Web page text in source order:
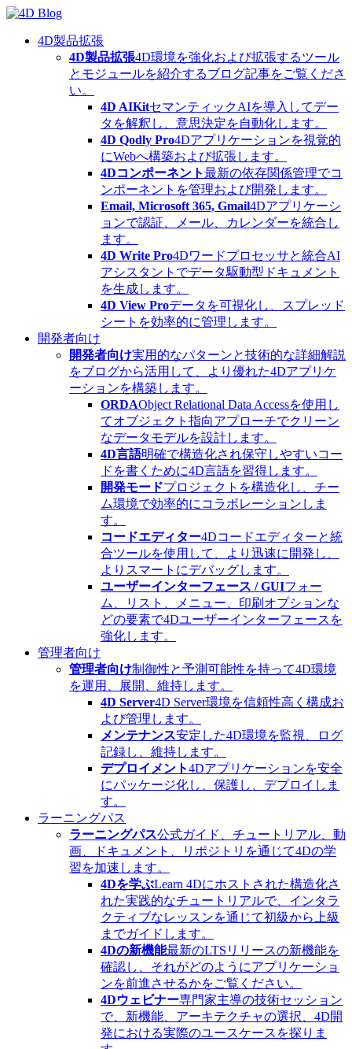
Skip
content4D製品拡張
4D製品拡張4D環境を強化および拡張するツール
とモジュールを紹介するブログ記事をご覧くださ
い。
4D AIKitセマンティックAIを導入してデー
タを解釈し、意思決定を自動化します。
4D Qodly Pro4Dアプリケーションを視覚的
にWebへ構築および拡張します。
4Dコンポーネント最新の依存関係管理でコ
ンポーネントを管理および開発します。
Email, Microsoft 365, Gmail4Dアプリケーシ
ョンで認証、メール、カレンダーを統合し
ます。
4D Write Pro4Dワードプロセッサと統合AI
アシスタントでデータ駆動型ドキュメント
を生成します。
4D View Proデータを可視化し、スプレッド
シートを効率的に管理します。
開発者向け
開発者向け実用的なパターンと技術的な詳細解説
をブログから活用して、より優れた4Dアプリケ
ーションを構築します。
ORDAObject Relational Data Accessを使用し
てオブジェクト指向アプローチでクリーン
なデータモデルを設計します。
4D言語明確で構造化され保守しやすいコー
ドを書くために4D言語を習得します。
開発モードプロジェクトを構造化し、チー
ム環境で効率的にコラボレーションしま
す。
コードエディター4Dコードエディターと統
合ツールを使用して、より迅速に開発し、
よりスマートにデバッグします。
ユーザーインターフェース / GUIフォー
ム、リスト、メニュー、印刷オプションな
どの要素で4Dユーザーインターフェースを
強化します。
管理者向け
管理者向け制御性と予測可能性を持って4D環境
を運用、展開、維持します。
4D Server4D Server環境を信頼性高く構成お
よび管理します。
メンテナンス安定した4D環境を監視、ログ
記録し、維持します。
デプロイメント4Dアプリケーションを安全
にパッケージ化し、保護し、デプロイしま
す。
ラーニングパス
ラーニングパス公式ガイド、チュートリアル、動
画、ドキュメント、リポジトリを通じて4Dの学
習を加速します。
4Dを学ぶLearn 4Dにホストされた構造化さ
れた実践的なチュートリアルで、インタラ
クティブなレッスンを通じて初級から上級
までガイドします。
4Dの新機能最新のLTSリリースの新機能を
確認し、それがどのようにアプリケーショ
ンを前進させるかをご覧ください。
4Dウェビナー専門家主導の技術セッション
で、新機能、アーキテクチャの選択、4D開
発における実際のユースケースを探りま